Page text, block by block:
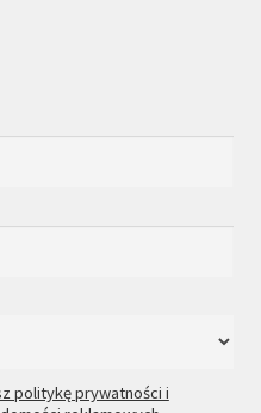
politykę prywatności i